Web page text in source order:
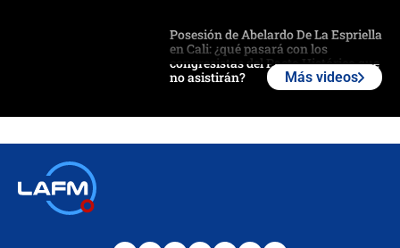
Posesión de Abelardo De La Espriella
en Cali: ¿qué pasará con los
congresistas del Pacto Histórico que
no asistirán?
Más videos